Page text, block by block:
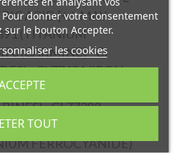
ACID [+/- MAY
(TITANIUM
(CARMINE) - CI
- CI 77491 (IRON
(IRON OXIDES) - CI
- CI 77288
GREEN) - CI 77510
FERROCYANIDE)
donner votre consentement
le bouton Accepter.
les cookies
TOUT